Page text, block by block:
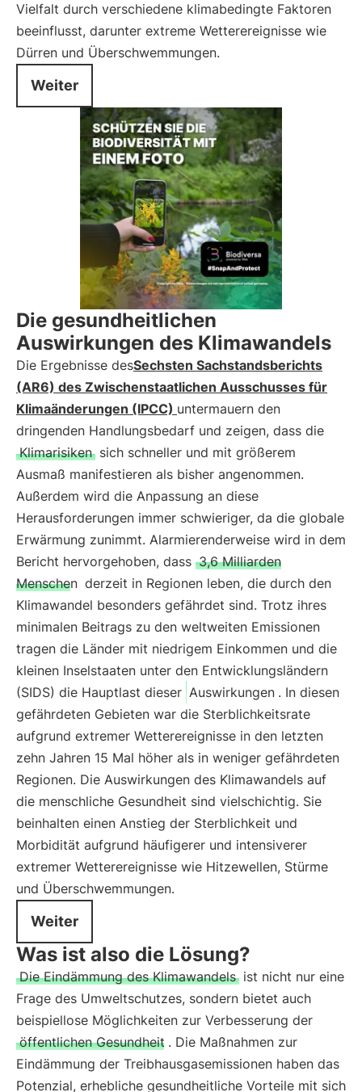
Vielfalt durch verschiedene klimabedingte Faktoren
beeinflusst, darunter extreme Wetterereignisse wie
Dürren und Überschwemmungen.
Weiter
Die gesundheitlichen
Auswirkungen des Klimawandels
Die Ergebnisse desSechsten Sachstandsberichts
(AR6) des Zwischenstaatlichen Ausschusses für
Klimaänderungen (IPCC) untermauern den
dringenden Handlungsbedarf und zeigen, dass die
Klimarisiken sich schneller und mit größerem
Ausmaß manifestieren als bisher angenommen.
Außerdem wird die Anpassung an diese
Herausforderungen immer schwieriger, da die globale
Erwärmung zunimmt. Alarmierenderweise wird in dem
Bericht hervorgehoben, dass 3,6 Milliarden
Menschen derzeit in Regionen leben, die durch den
Klimawandel besonders gefährdet sind. Trotz ihres
minimalen Beitrags zu den weltweiten Emissionen
tragen die Länder mit niedrigem Einkommen und die
kleinen Inselstaaten unter den Entwicklungsländern
(SIDS) die Hauptlast dieser Auswirkungen . In diesen
gefährdeten Gebieten war die Sterblichkeitsrate
aufgrund extremer Wetterereignisse in den letzten
zehn Jahren 15 Mal höher als in weniger gefährdeten
Regionen. Die Auswirkungen des Klimawandels auf
die menschliche Gesundheit sind vielschichtig. Sie
beinhalten einen Anstieg der Sterblichkeit und
Morbidität aufgrund häufigerer und intensiverer
extremer Wetterereignisse wie Hitzewellen, Stürme
und Überschwemmungen.
Weiter
Was ist also die Lösung?
Die Eindämmung des Klimawandels ist nicht nur eine
Frage des Umweltschutzes, sondern bietet auch
beispiellose Möglichkeiten zur Verbesserung der
öffentlichen Gesundheit . Die Maßnahmen zur
Eindämmung der Treibhausgasemissionen haben das
Potenzial, erhebliche gesundheitliche Vorteile mit sich